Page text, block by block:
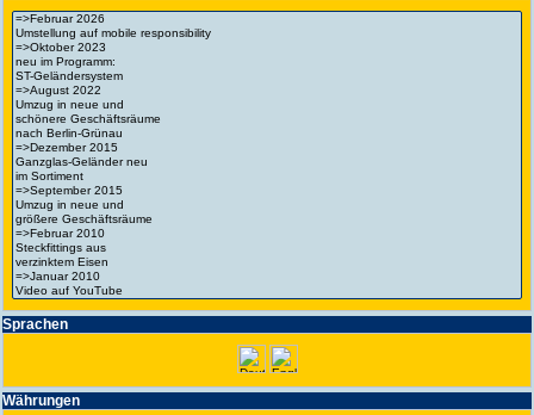
Spra­chen
Wäh­run­gen